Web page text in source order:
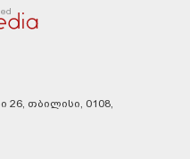
26, თბილისი, 0108,